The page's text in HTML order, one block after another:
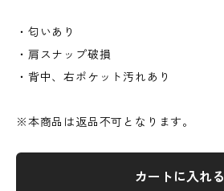
・匂いあり
・肩スナップ破損
・背中、右ポケット汚れあり
※本商品は返品不可となります。
カートに入れる